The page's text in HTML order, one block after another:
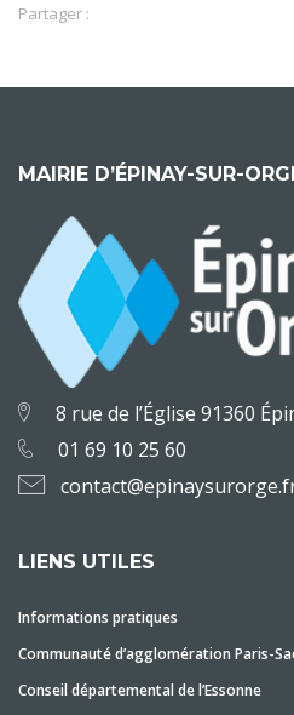
Partager :
MAIRIE D’ÉPINAY-SUR-
8 rue de l’Église 91360
01 69 10 25 60
LIENS UTILES
Informations pratiques
Communauté d’agglomération Paris-
Conseil départemental de l’Essonne